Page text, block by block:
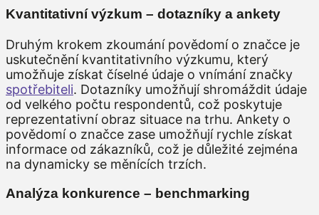
Kvantitativní výzkum – dotazníky a ankety
Druhým krokem zkoumání povědomí o značce je
uskutečnění kvantitativního výzkumu, který
umožňuje získat číselné údaje o vnímání značky
spotřebiteli. Dotazníky umožňují shromáždit údaje
od velkého počtu respondentů, což poskytuje
reprezentativní obraz situace na trhu. Ankety o
povědomí o značce zase umožňují rychle získat
informace od zákazníků, což je důležité zejména
na dynamicky se měnících trzích.
Analýza konkurence – benchmarking